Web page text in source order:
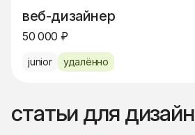
веб-дизайнер
50 000 ₽
junior удалённо
статьи для